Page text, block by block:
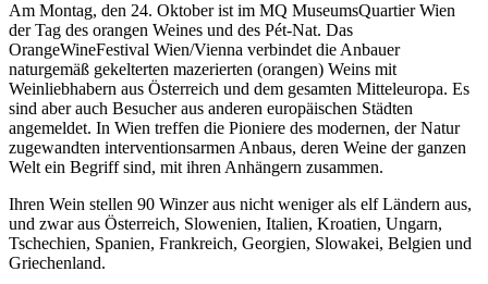
Am Montag, den 24. Oktober ist im MQ MuseumsQuartier Wien
der Tag des orangen Weines und des Pét-Nat. Das
OrangeWineFestival Wien/Vienna verbindet die Anbauer
naturgemäß gekelterten mazerierten (orangen) Weins mit
Weinliebhabern aus Österreich und dem gesamten Mitteleuropa. Es
sind aber auch Besucher aus anderen europäischen Städten
angemeldet. In Wien treffen die Pioniere des modernen, der Natur
zugewandten interventionsarmen Anbaus, deren Weine der ganzen
Welt ein Begriff sind, mit ihren Anhängern zusammen.
Ihren Wein stellen 90 Winzer aus nicht weniger als elf Ländern aus,
und zwar aus Österreich, Slowenien, Italien, Kroatien, Ungarn,
Tschechien, Spanien, Frankreich, Georgien, Slowakei, Belgien und
Griechenland.